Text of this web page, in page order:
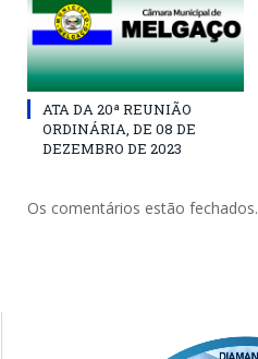
ATA DA 20ª REUNIÃO
ORDINÁRIA, DE 08 DE
DEZEMBRO DE 2023
Os comentários estão fechados.